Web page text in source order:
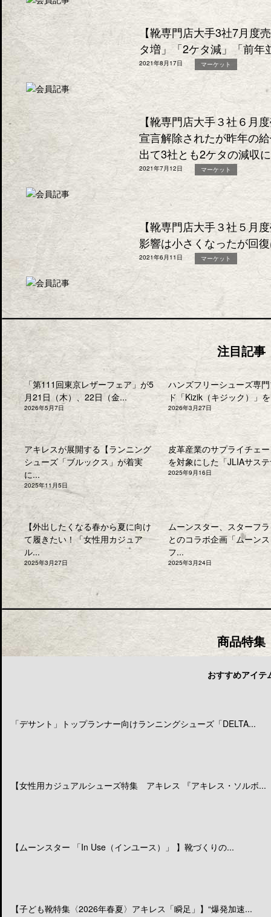
【靴専門店大手3社7月度
タ増」「2ケタ減」「前年
2021年8月17日 マーケット
【靴専門店大手３社６月
宣言解除されたが昨年の
出て3社とも2ケタの減収に
2021年7月12日 マーケット
【靴専門店大手３社５月
影響は小さくなったが回
2021年6月11日 マーケット
注目記事
「第111回東京レザーフェア」が5
月21日（木）、22日（金...
2026年5月7日
ハンズフリーシューズ専
ド「Kizik（キジック）」
2026年3月27日
アキレスが展開する【ランニング
シューズ「ブルックス」が着実
に...
2025年11月5日
皮革産業のサプライチェ
を対象にした「JLIAサス
2025年9月16日
【外出したくなる春から夏に向け
て履きたい！「女性用カジュア
ル...
2025年3月27日
ムーンスター、スターフ
とのコラボ企画「ムーン
フ...
2025年3月24日
商品特集
おすすめアイテ
「デサント」トップランナー向けランニングシューズ「DELTA...
【女性用カジュアルシューズ特集 アキレス 『アキレス・ソルボ...
【ムーンスター 「In Use（インユース）」 】靴づくりの...
【子ども靴特集〈2026年春夏〉アキレス「瞬足」】“爆発加速...